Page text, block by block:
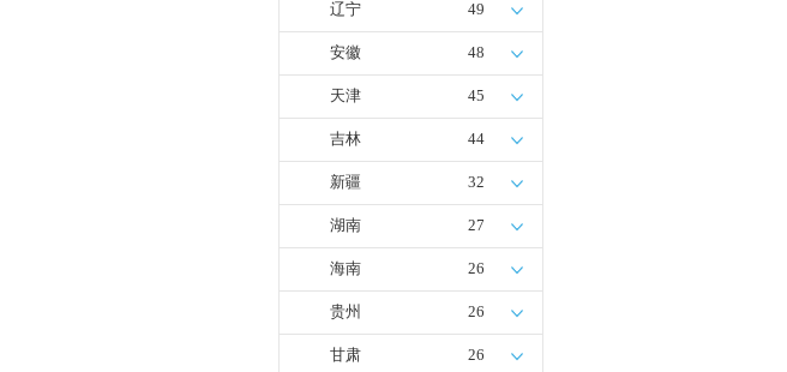
辽宁 49
安徽 48
天津 45
吉林 44
新疆 32
湖南 27
海南 26
贵州 26
甘肃 26